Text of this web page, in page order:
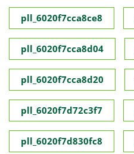
pll_6020f7cca8ce8
pll_6020f7cca8d04
pll_6020f7cca8d20
pll_6020f7d72c3f7
pll_6020f7d830fc8